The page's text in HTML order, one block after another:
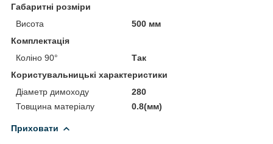
Габаритні розміри
Висота
500 мм
Комплектація
Коліно 90°
Так
Користувальницькі характеристики
Діаметр димоходу
280
Товщина матеріалу
0.8(мм)
Приховати